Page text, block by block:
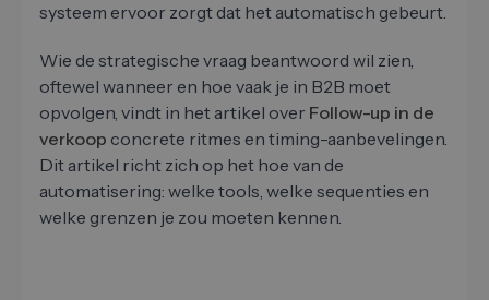
systeem ervoor zorgt dat het automatisch gebeurt.
Wie de strategische vraag beantwoord wil zien,
oftewel wanneer en hoe vaak je in B2B moet
opvolgen, vindt in het artikel over Follow-up in de
verkoop concrete ritmes en timing-aanbevelingen.
Dit artikel richt zich op het hoe van de
automatisering: welke tools, welke sequenties en
welke grenzen je zou moeten kennen.